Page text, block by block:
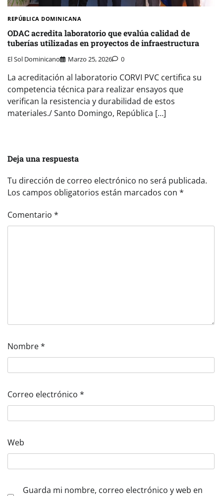
REPÚBLICA DOMINICANA
ODAC acredita laboratorio que evalúa calidad de
tuberías utilizadas en proyectos de infraestructura
El Sol Dominicano Marzo 25, 2026 0
La acreditación al laboratorio CORVI PVC certifica su
competencia técnica para realizar ensayos que
verifican la resistencia y durabilidad de estos
materiales./ Santo Domingo, República […]
Deja una respuesta
Tu dirección de correo electrónico no será publicada.
Los campos obligatorios están marcados con *
Comentario *
Nombre*
Correo electrónico *
Web
Guarda mi nombre, correo electrónico y web en